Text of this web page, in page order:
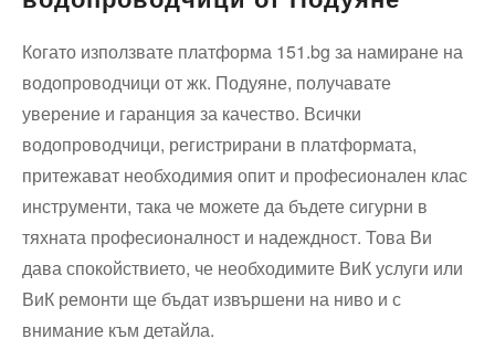
Когато използвате платформа 151.bg за намиране на
водопроводчици от жк. Подуяне, получавате
уверение и гаранция за качество. Всички
водопроводчици, регистрирани в платформата,
притежават необходимия опит и професионален клас
инструменти, така че можете да бъдете сигурни в
тяхната професионалност и надеждност. Това Ви
дава спокойствието, че необходимите ВиК услуги или
ВиК ремонти ще бъдат извършени на ниво и с
внимание към детайла.